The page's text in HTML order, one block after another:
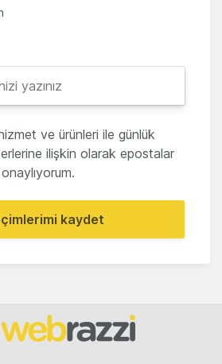
ve ürünleri ile günlük
ilişkin olarak epostalar
kaydet